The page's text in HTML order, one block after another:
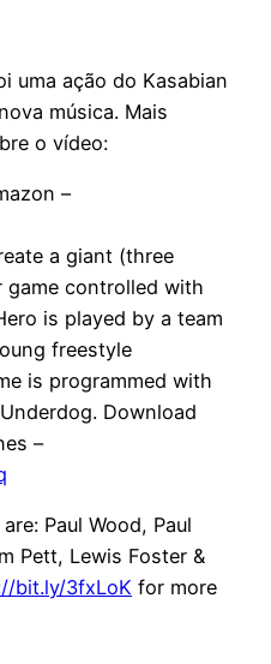
uma ação do Kasabian
música. Mais
o vídeo:
–
a giant (three
controlled with
is played by a team
freestyle
is programmed with
Download
–
Paul Wood, Paul
Pett, Lewis Foster &
bit.ly/3fxLoK for more